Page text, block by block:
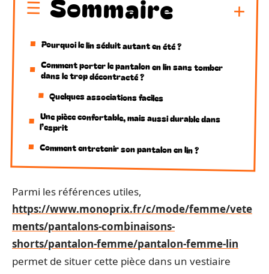
Pourquoi le lin séduit autant en été ?
Comment porter le pantalon en lin sans tomber
dans le trop décontracté ?
Quelques associations faciles
Une pièce confortable, mais aussi durable dans
l’esprit
Comment entretenir son pantalon en lin ?
Parmi les références utiles,
https://www.monoprix.fr/c/mode/femme/vete
ments/pantalons-combinaisons-
shorts/pantalon-femme/pantalon-femme-lin
permet de situer cette pièce dans un vestiaire